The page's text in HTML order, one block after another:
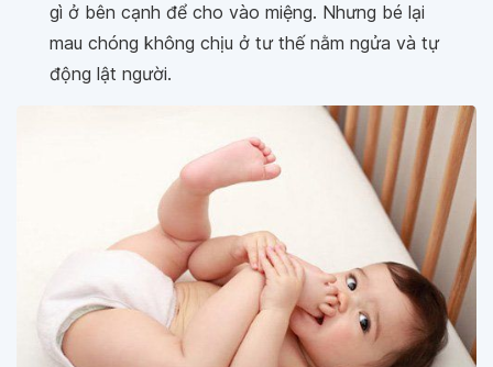
gì ở bên cạnh để cho vào miệng. Nhưng bé lại
mau chóng không chịu ở tư thế nằm ngửa và tự
động lật người.